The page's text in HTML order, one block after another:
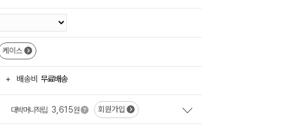
케이스
+ 배송비 무료배송
대박머니적립 3,615원 회원가입